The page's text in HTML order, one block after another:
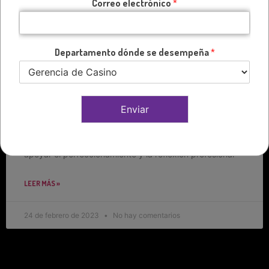
CLAVES DE LA OPERACIÓN DE CASINO
apoyar el perfeccionamiento y la reflexión profesional
LEER MÁS »
24 de febrero de 2023 No hay comentarios
Correo electrónico *
Departamento dónde se desempeña*
Enviar